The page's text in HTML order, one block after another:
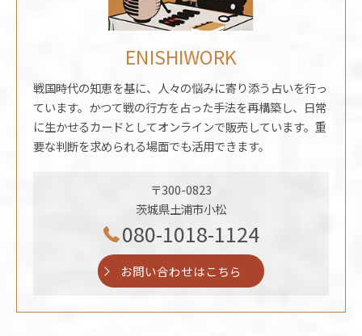
ENISHIWORK
戦国時代の知恵を基に、人々の悩みに寄り添う占いを行っ
ています。かつて戦の行方を占った手法を再構築し、日常
に生かせるカードとしてオンラインで販売しています。重
要な判断を求められる場面でも活用できます。
〒300-0823
茨城県土浦市小松
080-1018-1124
お問い合わせはこちら